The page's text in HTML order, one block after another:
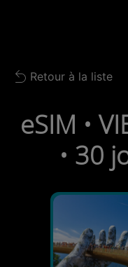
Barre
Back to list
Retour à la liste
eSIM •
• 30